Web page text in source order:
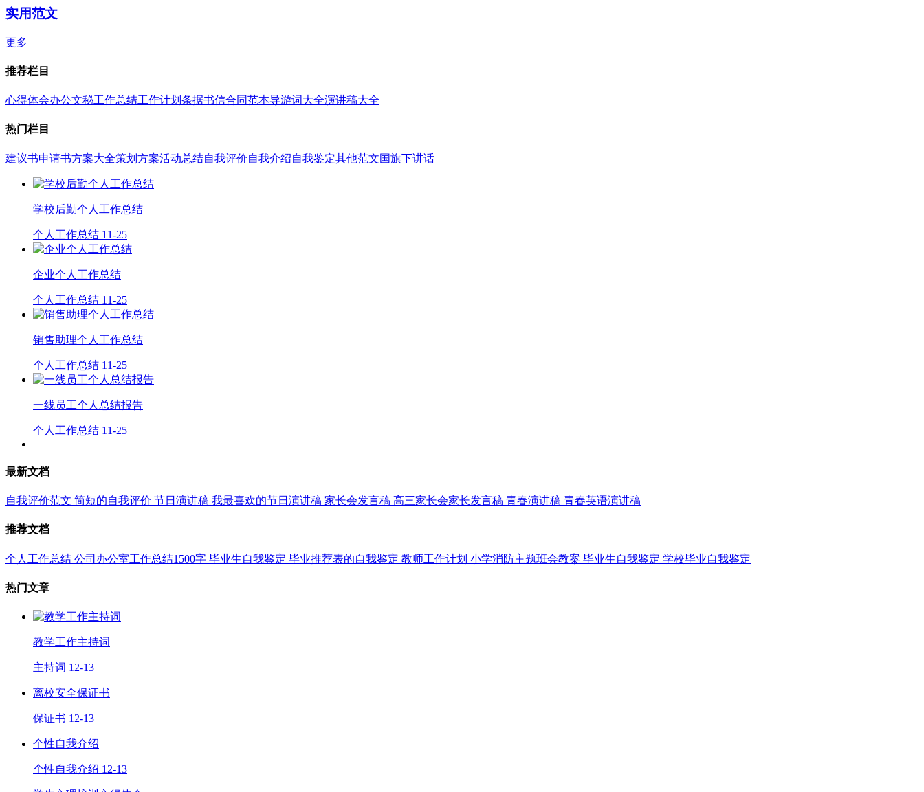
实用范文
更多
推荐栏目
心得体会办公文秘工作总结工作计划 条据书信合同范本导游词大全演讲稿大全
热门栏目
建议书申请书方案大全策划方案活动总结自我评价自我介绍自我鉴定其他范文国旗下讲话
学校后勤个人工作总结
个人工作总结 11-25
企业个人工作总结
个人工作总结 11-25
销售助理个人工作总结
个人工作总结 11-25
一线员工个人总结报告
个人工作总结 11-25
最新文档
自我评价范文 简短的自我评价 节日演讲稿 我最喜欢的节日演讲稿 家长会发言稿 高三家长会家长发言稿 青春演讲稿 青春英语演讲稿
推荐文档
个人工作总结 公司办公室工作总结1500字 毕业生自我鉴定 毕业推荐表的自我鉴定 教师工作计划 小学消防主题班会教案 毕业生自我鉴定 学校毕业自我鉴定
热门文章
教学工作主持词
主持词 12-13
离校安全保证书
保证书 12-13
个性自我介绍
个性自我介绍 12-13